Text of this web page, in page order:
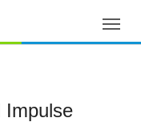
Impulse